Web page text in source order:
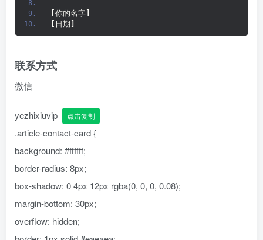
你的名字
日期
联系方式
微信
yezhixiuvip 点击复制
.article-contact-card {
background: #ffffff;
border-radius: 8px;
box-shadow: 0 4px 12px rgba(0, 0, 0, 0.08);
margin-bottom: 30px;
overflow: hidden;